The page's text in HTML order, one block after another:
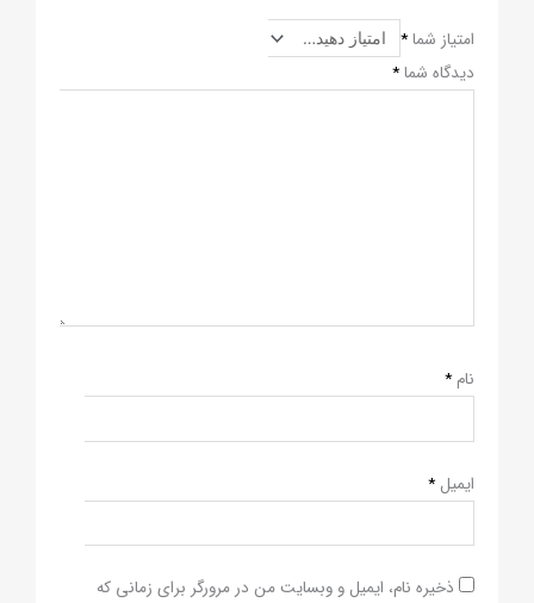
امتیاز شما*
دیدگاه شما*
نام*
ایمیل*
ذخیره نام، ایمیل و وبسایت من در مرورگر برای زمانی که